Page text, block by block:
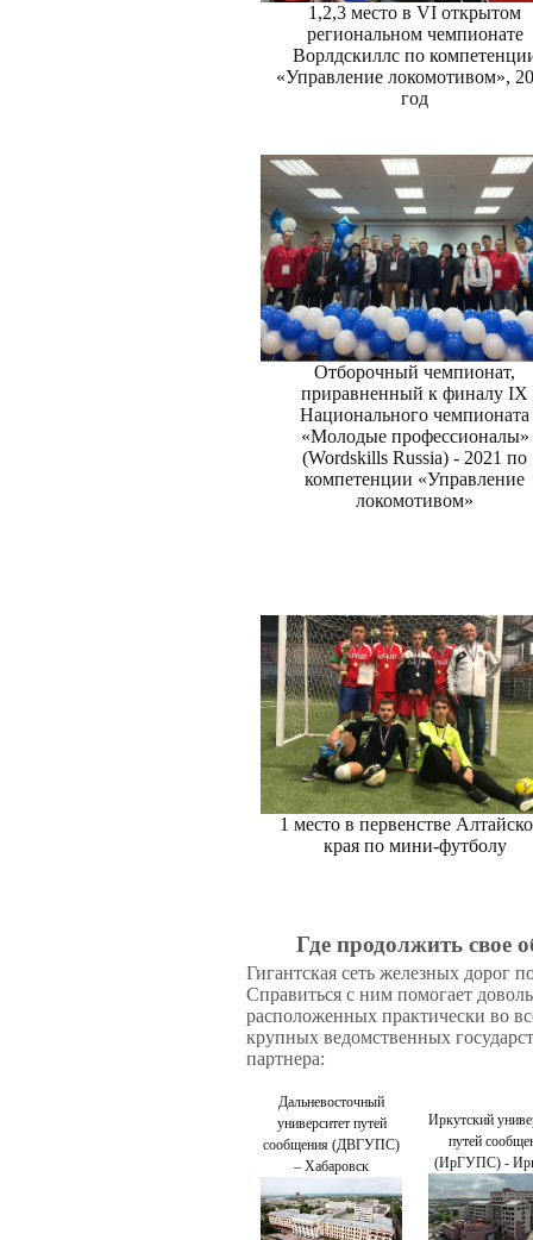
1,2,3 место в VI открытом
региональном чемпионате
Ворлдскиллс по
«Управление локомотивом»,
год
Отборочный чемпионат,
приравненный к финалу IX
Национального чемпионата
«Молодые профессионалы»
(Wordskills Russia) - 2021 по
компетенции «Управление
локомотивом»
1 место в первенстве
края по мини-футболу
Где продолжить свое
Гигантская сеть железных дорог
Справиться с ним помогает
расположенных практически во
крупных ведомственных
партнера:
Дальневосточный
университет путей
сообщения (ДВГУПС)
– Хабаровск
Иркутский
путей
(ИрГУПС) -